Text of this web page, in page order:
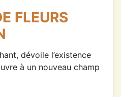
FLEURS
dévoile l’existence
à un nouveau champ